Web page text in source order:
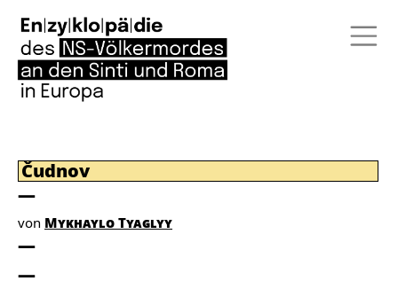
Čudnov
von Mykhaylo Tyaglyy